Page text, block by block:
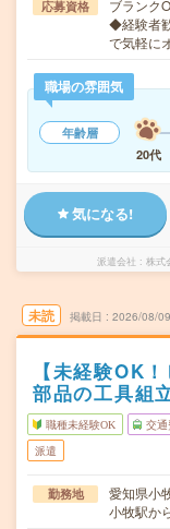
応募資格
ブランク
◆経験者
で気軽に
職場の雰囲気
年齢層
20代
気になる!
派遣会社 株式
未読 掲載日 2026/08/09
【未経験OK
部品の工具組
職種未経験OK 交通
派遣
勤務地
愛知県小
小牧駅か